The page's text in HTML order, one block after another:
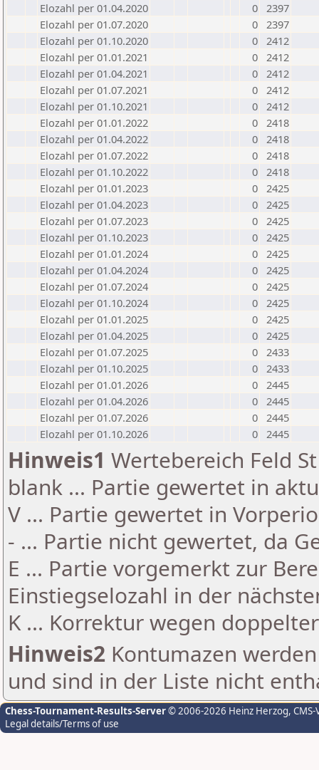
Elozahl per 01.04.2020
0 2397
Elozahl per 01.07.2020
0 2397
Elozahl per 01.10.2020
0 2412
Elozahl per 01.01.2021
0 2412
Elozahl per 01.04.2021
0 2412
Elozahl per 01.07.2021
0 2412
Elozahl per 01.10.2021
0 2412
Elozahl per 01.01.2022
0 2418
Elozahl per 01.04.2022
0 2418
Elozahl per 01.07.2022
0 2418
Elozahl per 01.10.2022
0 2418
Elozahl per 01.01.2023
0 2425
Elozahl per 01.04.2023
0 2425
Elozahl per 01.07.2023
0 2425
Elozahl per 01.10.2023
0 2425
Elozahl per 01.01.2024
0 2425
Elozahl per 01.04.2024
0 2425
Elozahl per 01.07.2024
0 2425
Elozahl per 01.10.2024
0 2425
Elozahl per 01.01.2025
0 2425
Elozahl per 01.04.2025
0 2425
Elozahl per 01.07.2025
0 2433
Elozahl per 01.10.2025
0 2433
Elozahl per 01.01.2026
0 2445
Elozahl per 01.04.2026
0 2445
Elozahl per 01.07.2026
0 2445
Elozahl per 01.10.2026
0 2445
Hinweis1 Wertebereich Feld
blank ... Partie gewertet in
V ... Partie gewertet in
- ... Partie nicht gewertet, da
E ... Partie vorgemerkt zur
Einstiegselozahl in der
K ... Korrektur wegen
Hinweis2 Kontumazen
und sind in der Liste nicht
Chess-Tournament-Results-Server© 2006-2026 Heinz Herzog,
Legal details/Terms of use